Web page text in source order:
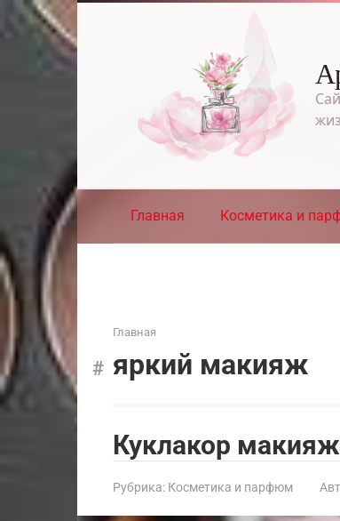
Перейти
к
контенту
Главная Косметика и
Главная
яркий макияж
Куклакор
Рубрика: Косметика и парфюм